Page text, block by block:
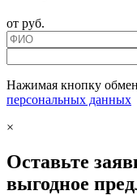
от руб.
Нажимая кнопку
персональных данных
×
Оставьте
выгодное